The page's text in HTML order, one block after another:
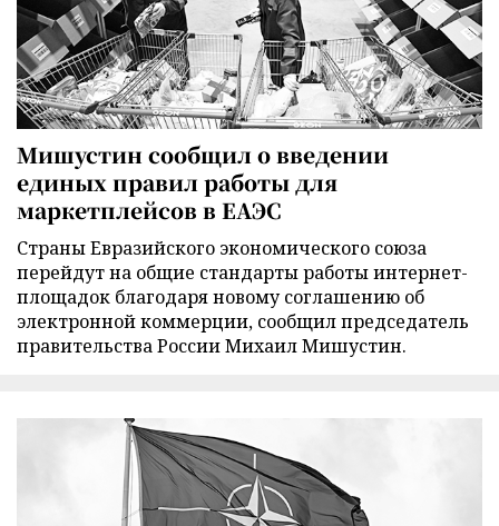
Мишустин сообщил о введении
единых правил работы для
маркетплейсов в ЕАЭС
Страны Евразийского экономического союза
перейдут на общие стандарты работы интернет-
площадок благодаря новому соглашению об
электронной коммерции, сообщил председатель
правительства России Михаил Мишустин.